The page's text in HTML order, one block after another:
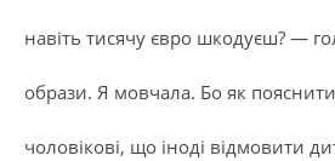
навіть тисячу євро шкодуєш? —
образи. Я мовчала. Бо як
чоловікові, що іноді відмовити